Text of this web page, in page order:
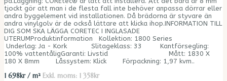
tjockt gör att man i de flesta fall inte behöver anpassa dörrar eller
andra byggelement vid installationen. Då brädorna är styvare än
andra vinylgolv är de också lättare att klicka ihop.INFORMATION TILL
DIG SOM SKA LÄGGA CORETEC I INGLASADE
UTERUMProduktinformation Kollektion: 1800 Series
Underlag: Ja - Kork Slitageklass: 33 Kantförsegling:
100% vattentåligGaranti: Livstid Mått: 1830 X
180 X 8mm Låssystem: Klick Förpackning: 1,97 kvm..
1 698kr / m² Exkl. moms: 1 358kr